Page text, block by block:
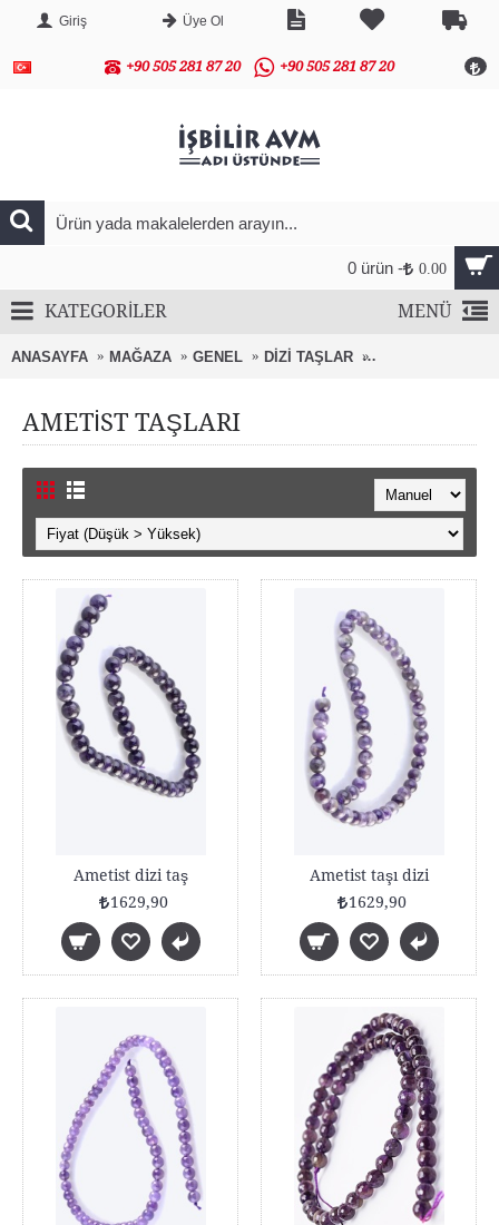
Giriş Üye Ol
+90 505 281 87 20 +90 505 281 87 20
0 ürün - 0.00
KATEGORİLER MENÜ
ANASAYFA MAĞAZA GENEL DİZİ TAŞLAR AMETİST
AMETİST TAŞLARI
Ametist dizi taş
1629,90
Ametist taşı dizi
1629,90